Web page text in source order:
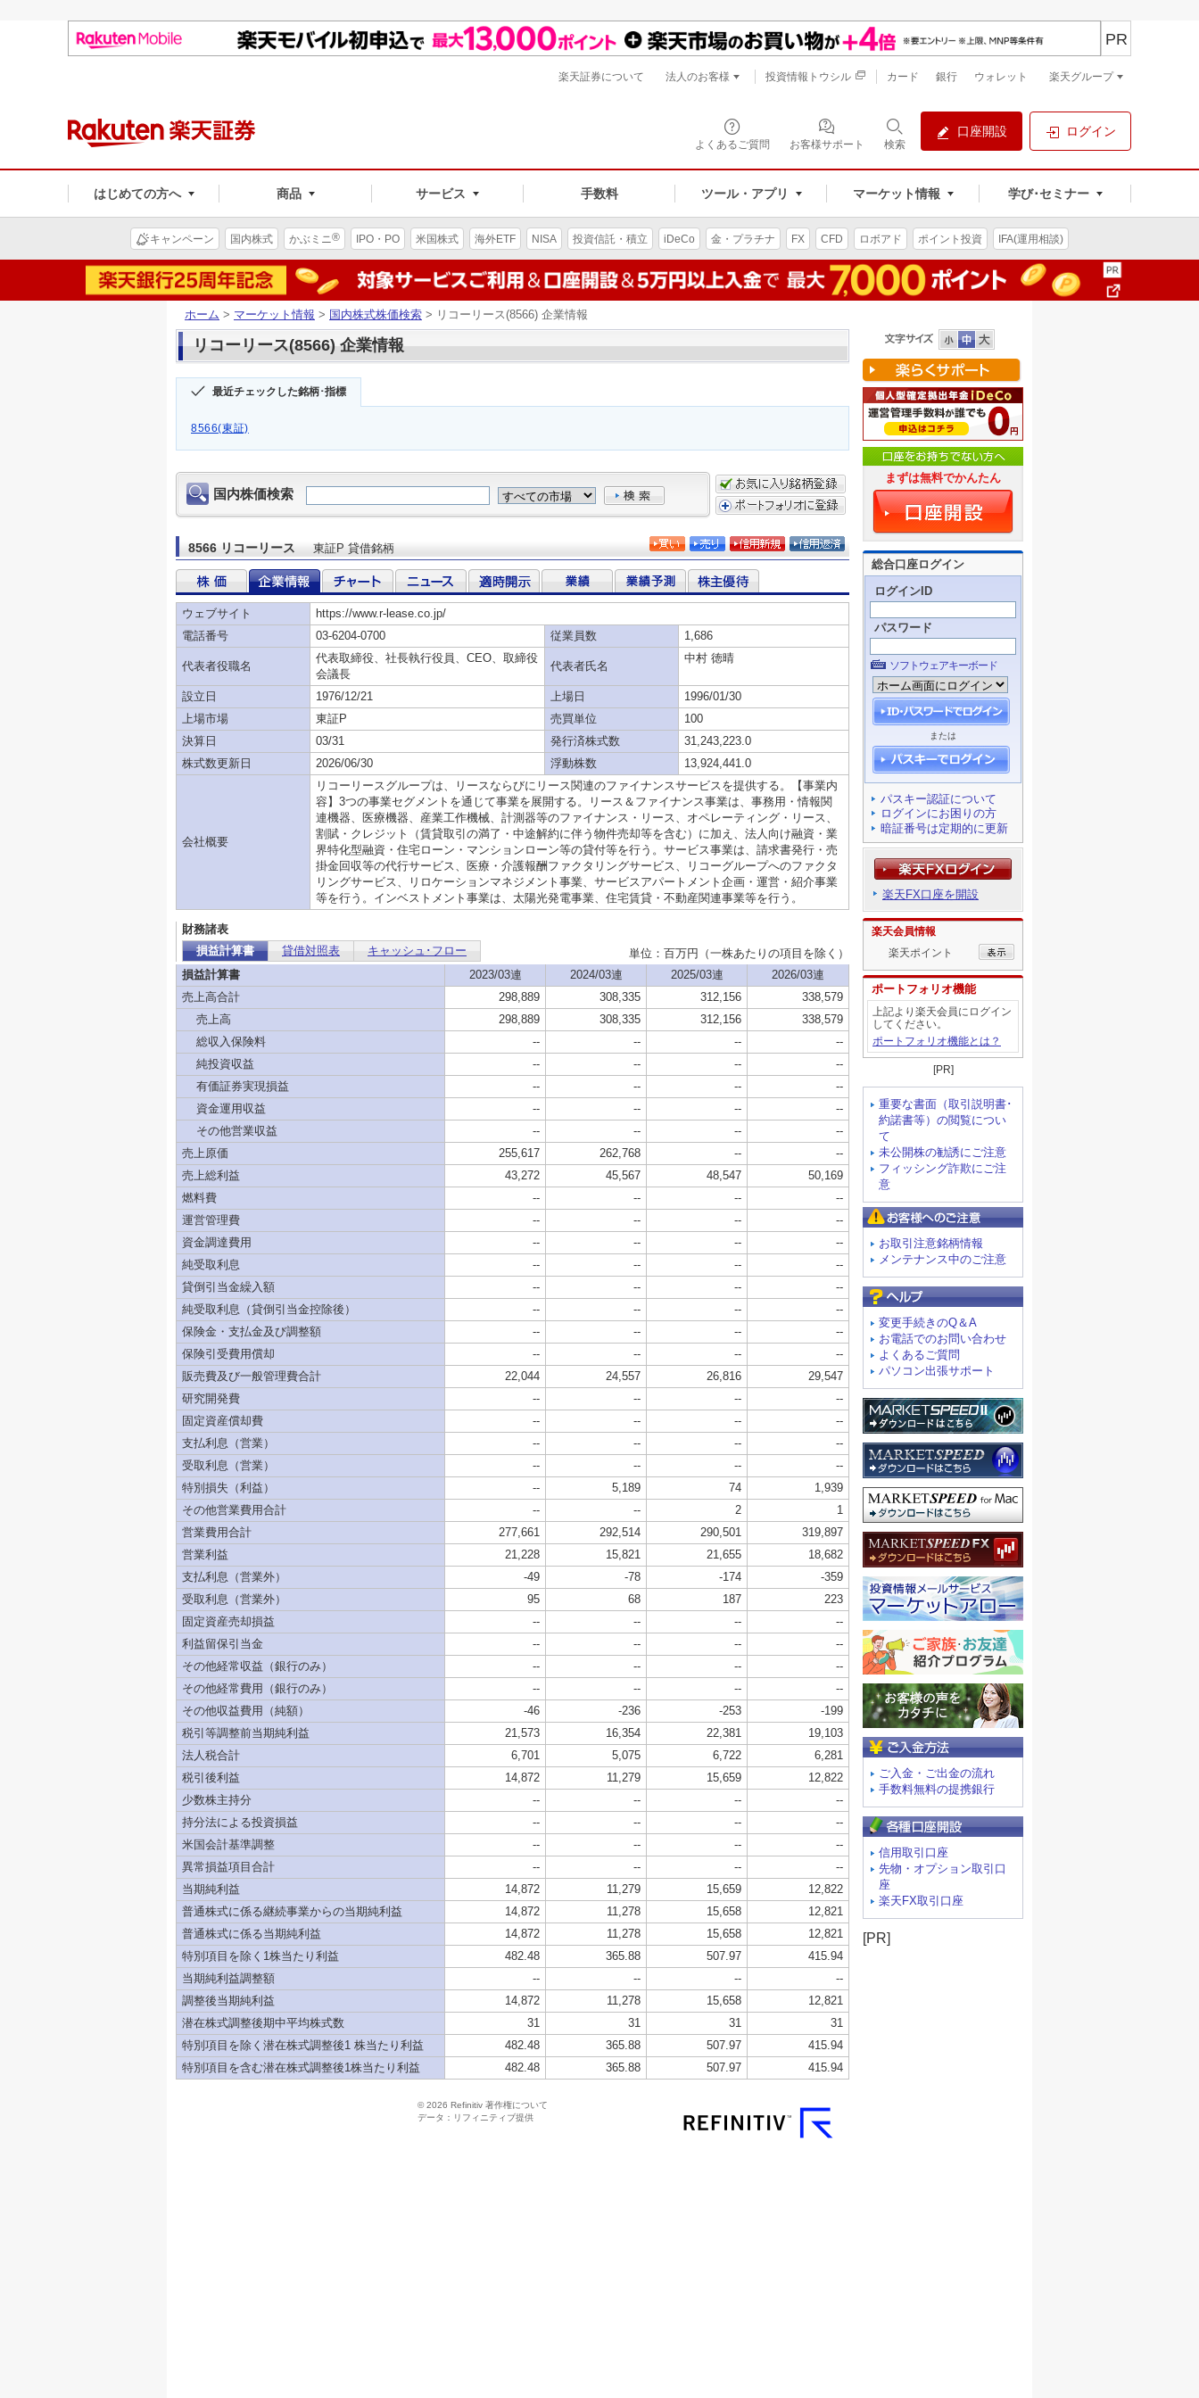
よくあるご質問 お客様サポート 検索
口座開設 ログイン
はじめての方へ 商品 サービス 手数料 ツール・アプリ マーケット情報 学び･セミナー
PR
楽天証券について 法人のお客様 投資情報トウシル カード 銀行 ウォレット 楽天グループ
キャンペーン 国内株式 かぶミニ® IPO・PO 米国株式 海外ETF NISA 投資信託・積立 iDeCo 金・プラチナ FX CFD ロボアド ポイント投資 IFA(運用相談)
ホーム > マーケット情報 > 国内株式株価検索 > リコーリース(8566) 企業情報
リコーリース(8566) 企業情報
最近チェックした銘柄･指標
8566(東証)
まずは無料でかんたん
総合口座ログイン
ログインID
パスワード
ソフトウェアキーボード
または
パスキー認証について
ログインにお困りの方
暗証番号は定期的に更新
楽天FX口座を開設
楽天会員情報
楽天ポイント
ポートフォリオ機能
上記より楽天会員にログイン
してください。
ポートフォリオ機能とは？
[PR]
重要な書面（取引説明書･
約諾書等）の閲覧につい
て
未公開株の勧誘にご注意
フィッシング詐欺にご注
意
お取引注意銘柄情報
メンテナンス中のご注意
変更手続きのQ＆A
お電話でのお問い合わせ
よくあるご質問
パソコン出張サポート
ご入金・ご出金の流れ
手数料無料の提携銀行
信用取引口座
先物・オプション取引口
座
楽天FX取引口座
[PR]